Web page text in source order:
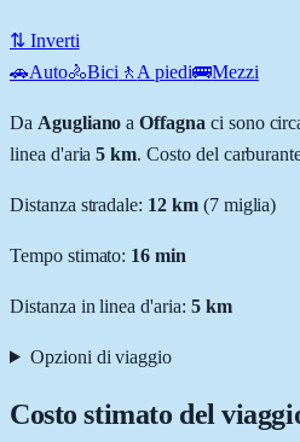
⇅ Inverti
🚗Auto🚴Bici 🚶 A piedi🚌Mezzi
Da Agugliano aOffagna ci sono
linea d'aria5 km. Costo del
Distanza stradale: 12 km (7miglia)
Tempo stimato: 16 min
Distanza in linea d'aria: 5km
Opzioni di viaggio
Costo stimato del